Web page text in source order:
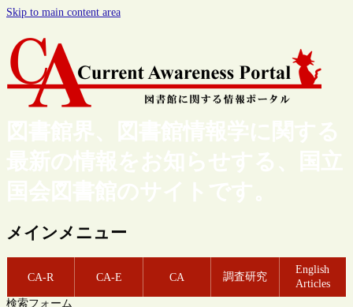
Skip to main content area
図書館界、図書館情報学に関する
最新の情報をお知らせする、国立
国会図書館のサイトです。
メインメニュー
CA-R CA-E CA 調査研究
English
Articles
検索フォーム